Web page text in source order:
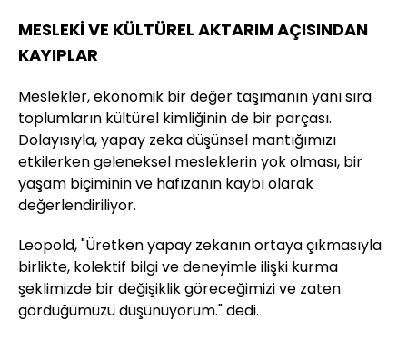
MESLEKİ VE KÜLTÜREL AKTARIM AÇISINDAN
KAYIPLAR
Meslekler, ekonomik bir değer taşımanın yanı sıra
toplumların kültürel kimliğinin de bir parçası.
Dolayısıyla, yapay zeka düşünsel mantığımızı
etkilerken geleneksel mesleklerin yok olması, bir
yaşam biçiminin ve hafızanın kaybı olarak
değerlendiriliyor.
Leopold, "Üretken yapay zekanın ortaya çıkmasıyla
birlikte, kolektif bilgi ve deneyimle ilişki kurma
şeklimizde bir değişiklik göreceğimizi ve zaten
gördüğümüzü düşünüyorum." dedi.